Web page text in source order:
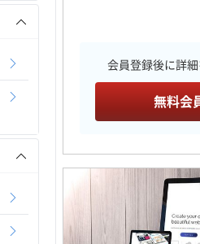
会員登録後に詳
無料会